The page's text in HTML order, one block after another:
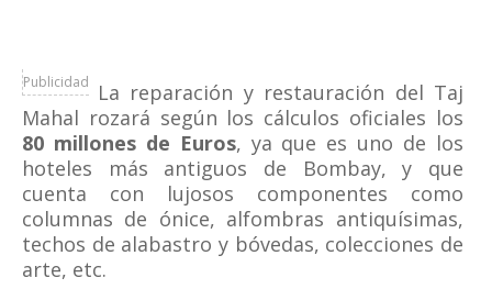
Publicidad
La reparación y restauración del Taj
Mahal rozará según los cálculos oficiales los
80 millones de Euros, ya que es uno de los
hoteles más antiguos de Bombay, y que
cuenta con lujosos componentes como
columnas de ónice, alfombras antiquísimas,
techos de alabastro y bóvedas, colecciones de
arte, etc.